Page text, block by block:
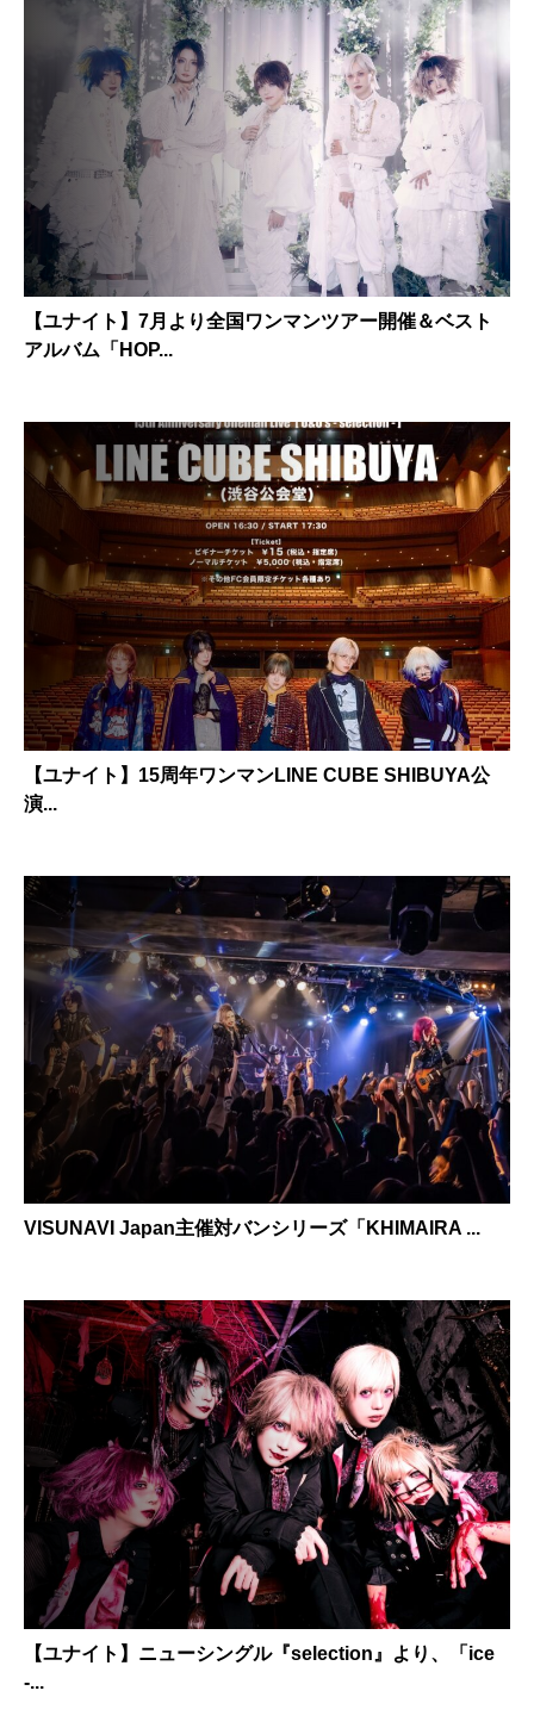
【ユナイト】7月より全国ワンマンツアー開催＆ベスト
アルバム「HOP...
【ユナイト】15周年ワンマンLINE CUBE SHIBUYA公
演...
VISUNAVI Japan主催対バンシリーズ「KHIMAIRA ...
【ユナイト】ニューシングル『selection』より、「ice
-...